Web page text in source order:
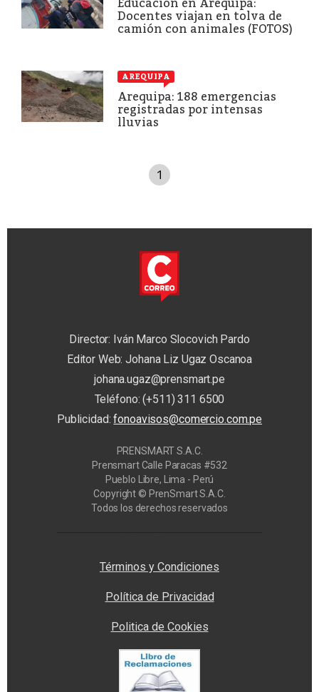
Educación en Arequipa:
Docentes viajan en tolva de
camión con animales (FOTOS)
AREQUIPA
Arequipa: 188 emergencias
registradas por intensas
lluvias
1
Director: Iván Marco Slocovich Pardo
Editor Web: Johana Liz Ugaz Oscanoa
johana.ugaz@prensmart.pe
Teléfono: (+511) 311 6500
Publicidad:fonoavisos@comercio.com.pe
PRENSMART S.A.C.
Prensmart Calle Paracas #532
Pueblo Libre, Lima - Perú
Copyright © PrenSmart S.A.C.
Todos los derechos reservados
Términos y Condiciones
Política de Privacidad
Politica de Cookies